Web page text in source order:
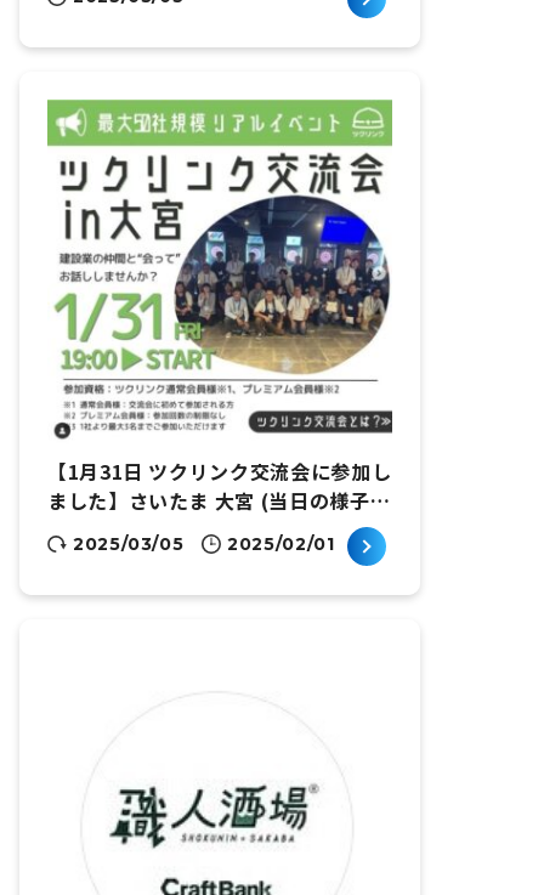
【1月31日 ツクリンク交流会に参加し
ました】さいたま 大宮 (当日の様子な
ど) 2025/03/05 2025/02/01